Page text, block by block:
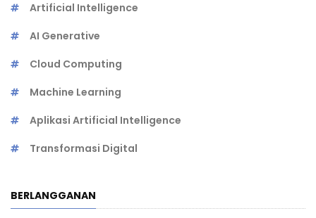
Artificial Intelligence
AI Generative
Cloud Computing
Machine Learning
Aplikasi Artificial Intelligence
Transformasi Digital
BERLANGGANAN